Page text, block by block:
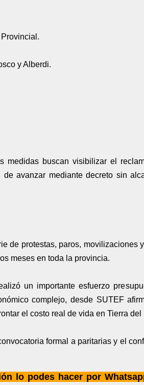
y Alberdi.
medidas buscan visibilizar el
avanzar mediante decreto sin
de protestas, paros, movilizaciones
meses en toda la provincia.
un importante esfuerzo
complejo, desde SUTEF
el costo real de vida en Tierra del
formal a paritarias y el
lo podes hacer por